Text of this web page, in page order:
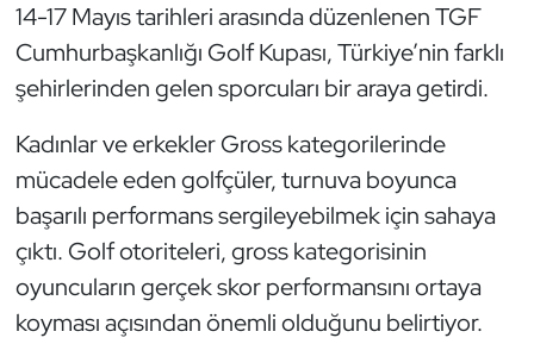
14-17 Mayıs tarihleri arasında düzenlenen TGF
Cumhurbaşkanlığı Golf Kupası, Türkiye’nin farklı
şehirlerinden gelen sporcuları bir araya getirdi.
Kadınlar ve erkekler Gross kategorilerinde
mücadele eden golfçüler, turnuva boyunca
başarılı performans sergileyebilmek için sahaya
çıktı. Golf otoriteleri, gross kategorisinin
oyuncuların gerçek skor performansını ortaya
koyması açısından önemli olduğunu belirtiyor.
Güreş
Halter
Hava Sporları
Hentbol
İşitme Engelli Sporcular
Judo ve Kuraş